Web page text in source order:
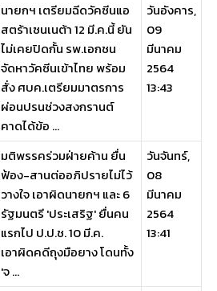
นายกฯ เตรียมฉีดวัคซีนแอ
สตร้าเซนเนต้า 12 มี.ค.นี้ ยัน
ไม่เคยปิดกั้น รพ.เอกชน
จัดหาวัคซีนเข้าไทย พร้อม
สั่ง ศบค.เตรียมมาตรการ
ผ่อนปรนช่วงสงกรานต์
คาดได้ข้อ ...
วันอังคาร,
09
มีนาคม
2564
13:43
มติพรรคร่วมฝ่ายค้าน ยื่น
ฟ้อง-สานต่ออภิปรายไม่ไว้
วางใจ เอาผิดนายกฯ และ 6
รัฐมนตรี 'ประเสริฐ' ยื่นคน
แรกไป ป.ป.ช. 10 มี.ค.
เอาผิดคดีถุงมือยาง โดนทั้ง
'จ ...
วันจันทร์,
08
มีนาคม
2564
13:41